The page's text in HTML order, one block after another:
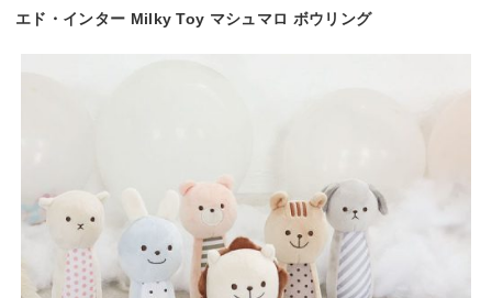
エド・インター Milky Toy マシュマロ ボウリング